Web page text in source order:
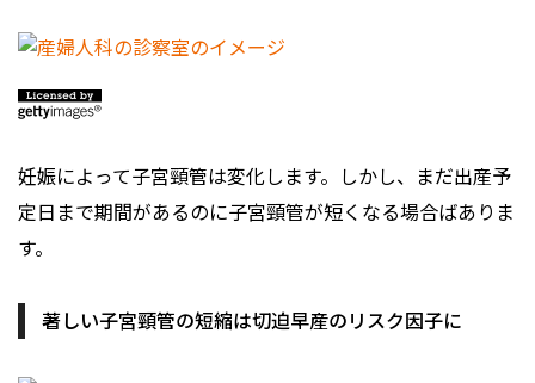
妊娠によって子宮頸管は変化します。しかし、まだ出産予
定日まで期間があるのに子宮頸管が短くなる場合ばありま
す。
著しい子宮頸管の短縮は切迫早産のリスク因子に